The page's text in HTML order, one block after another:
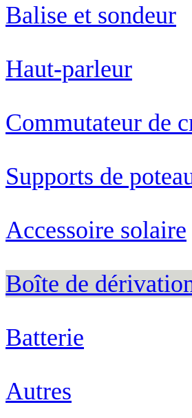
Balise et sondeur
Haut-parleur
Commutateur de
Supports de
Accessoire solaire
Boîte de
Batterie
Autres